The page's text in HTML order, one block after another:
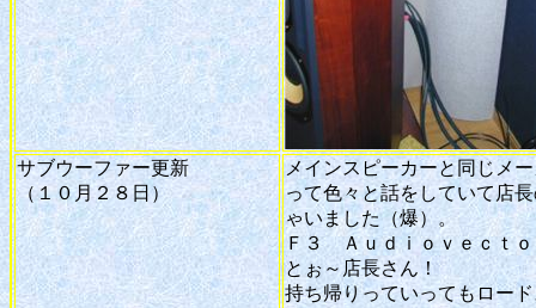
サブウーファー更新
（１０月２８日）
メインスピーカーと同じメ
って色々と話をしていて店
ゃいました（爆）。
Ｆ３ Ａｕｄｉｏｖｅｃｔｏ
とぉ～店長さん！
持ち帰りっていってもロー